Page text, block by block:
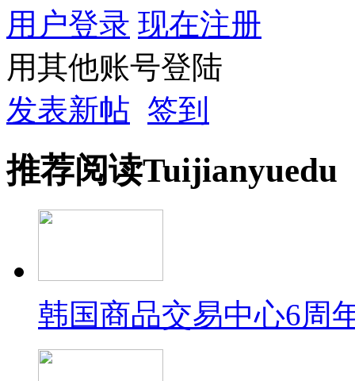
用户登录 现在注册
用其他账号登陆
发表新帖 签到
推荐阅读Tuijianyuedu
韩国商品交易中心6周